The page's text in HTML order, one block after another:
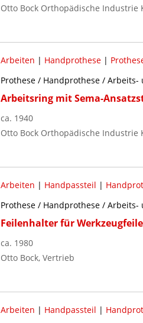
Otto Bock Orthopädische Industrie
Arbeiten | Handprothese|
Prothese / Handprothese / Arbeits-
Arbeitsring mit Sema-
ca. 1940
Otto Bock Orthopädische Industrie
Arbeiten | Handpassteil |
Prothese / Handprothese / Arbeits-
Feilenhalter für Werkzeugfeile
ca. 1980
Otto Bock, Vertrieb
Arbeiten | Handpassteil |